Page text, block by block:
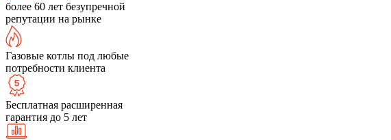
более 60 лет безупречной
репутации на рынке
Газовые котлы под любые
потребности клиента
Бесплатная расширенная
гарантия до 5 лет